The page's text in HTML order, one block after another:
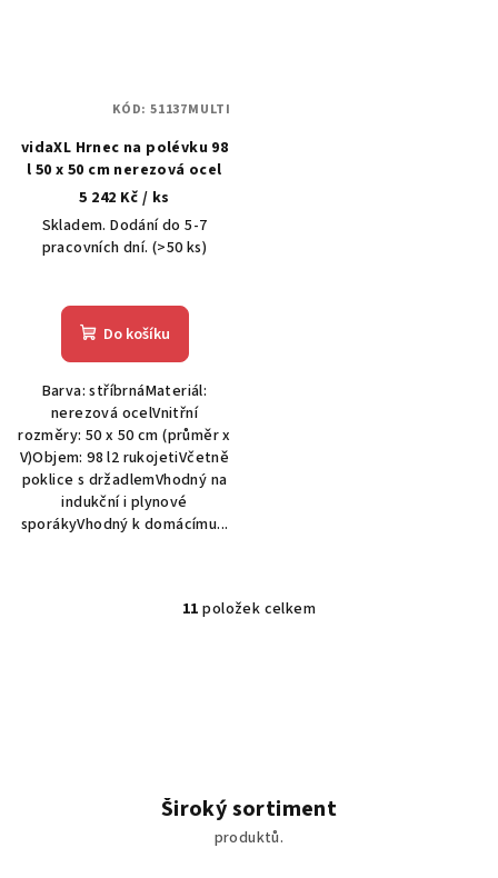
vidaXL Hrnec na polévku 98
l 50 x 50 cm nerezová ocel
5 242 Kč / ks
Skladem. Dodání do 5-7
pracovních dní.(>50 ks)
Do košíku
Barva: stříbrnáMateriál:
nerezová ocelVnitřní
rozměry: 50 x 50 cm (průměr x
V)Objem: 98 l2 rukojetiVčetně
poklice s držadlemVhodný na
indukční i plynové
sporákyVhodný k domácímu...
KÓD: 51137MULTI
O
í
p
r
11 položek celkem
Široký sortiment
produktů.